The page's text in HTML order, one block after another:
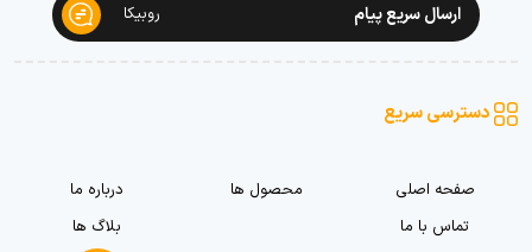
ارسال سریع پیام روبیکا
دسترسی سریع
صفحه اصلی محصول ها
درباره ما
تماس با ما
بلاگ ها